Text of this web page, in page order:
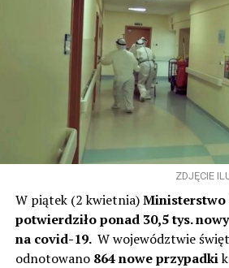
ZDJĘCIE
W piątek (2 kwietnia)
potwierdziło ponad 30,5 tys.
na covid-19. W województwie
odnotowano 864 nowe przypadki